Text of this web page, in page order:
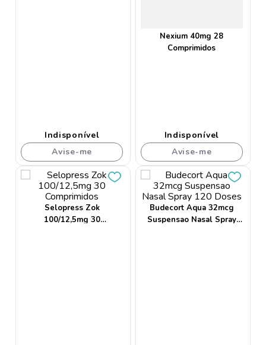
Indisponível
Avise-me
Nexium 40mg 28
Comprimidos
Indisponível
Avise-me
Selopress Zok
100/12,5mg 30
Budecort Aqua 32mcg
Suspensao Nasal Spray